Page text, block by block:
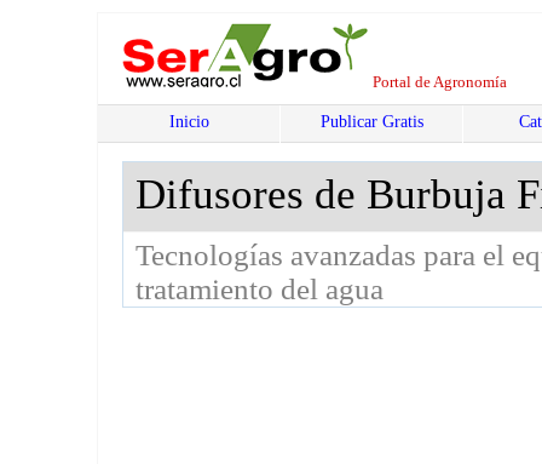
Portal de Agronomía
Inicio Publicar Gratis
Difusores de Burbuja
Tecnologías avanzadas para el
tratamiento del agua